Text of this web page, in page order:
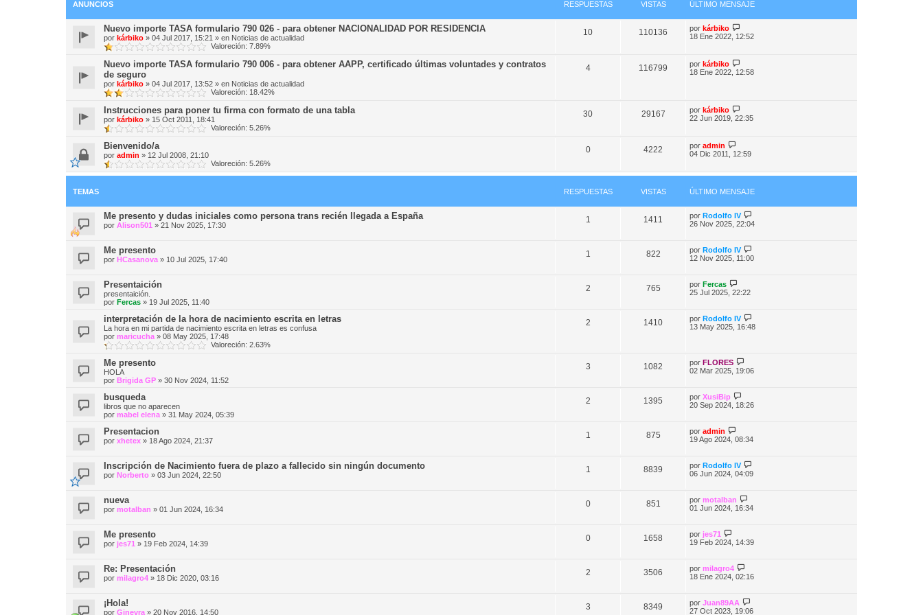
ANUNCIOS RESPUESTAS VISTAS ÚLTIMO MENSAJE
Nuevo importe TASA formulario 790 026 - para obtener NACIONALIDAD POR RESIDENCIA
por kárbiko » 04 Jul 2017, 15:21 » en Noticias de actualidad
Valoreción: 7.89%
10 110136 por kárbiko
18 Ene 2022, 12:52
Nuevo importe TASA formulario 790 006 - para obtener AAPP, certificado últimas voluntades y contratos
de seguro
por kárbiko » 04 Jul 2017, 13:52 » en Noticias de actualidad
Valoreción: 18.42%
4 116799 por kárbiko
18 Ene 2022, 12:58
Instrucciones para poner tu firma con formato de una tabla
por kárbiko » 15 Oct 2011, 18:41
Valoreción: 5.26%
30 29167 por kárbiko
22 Jun 2019, 22:35
Bienvenido/a
por admin » 12 Jul 2008, 21:10
Valoreción: 5.26%
0 4222 por admin
04 Dic 2011, 12:59
TEMAS RESPUESTAS VISTAS ÚLTIMO MENSAJE
Me presento y dudas iniciales como persona trans recién llegada a España
por Alison501 » 21 Nov 2025, 17:30
1 1411 por Rodolfo IV
26 Nov 2025, 22:04
Me presento
por HCasanova » 10 Jul 2025, 17:40
1 822 por Rodolfo IV
12 Nov 2025, 11:00
Presentaición
presentaición.
por Fercas » 19 Jul 2025, 11:40
2 765 por Fercas
25 Jul 2025, 22:22
interpretación de la hora de nacimiento escrita en letras
La hora en mi partida de nacimiento escrita en letras es confusa
por maricucha » 08 May 2025, 17:48
Valoreción: 2.63%
2 1410 por Rodolfo IV
13 May 2025, 16:48
Me presento
HOLA
por Brigida GP » 30 Nov 2024, 11:52
3 1082 por FLORES
02 Mar 2025, 19:06
busqueda
libros que no aparecen
por mabel elena » 31 May 2024, 05:39
2 1395 por XusiBip
20 Sep 2024, 18:26
Presentacion
por xhetex » 18 Ago 2024, 21:37
1 875 por admin
19 Ago 2024, 08:34
Inscripción de Nacimiento fuera de plazo a fallecido sin ningún documento
por Norberto » 03 Jun 2024, 22:50
1 8839 por Rodolfo IV
06 Jun 2024, 04:09
nueva
por motalban » 01 Jun 2024, 16:34
0 851 por motalban
01 Jun 2024, 16:34
Me presento
por jes71 » 19 Feb 2024, 14:39
0 1658 por jes71
19 Feb 2024, 14:39
Re: Presentación
por milagro4 » 18 Dic 2020, 03:16
2 3506 por milagro4
18 Ene 2024, 02:16
¡Hola!
por Ginevra » 20 Nov 2016, 14:50
3 8349 por Juan89AA
27 Oct 2023, 19:06